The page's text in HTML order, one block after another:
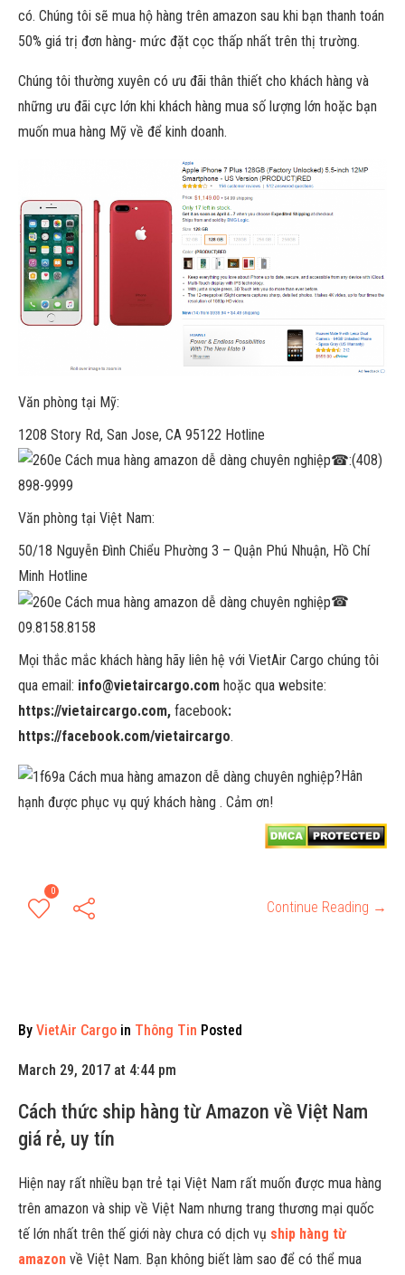
có. Chúng tôi sẽ mua hộ hàng trên amazon sau khi bạn thanh toán
50% giá trị đơn hàng- mức đặt cọc thấp nhất trên thị trường.
Chúng tôi thường xuyên có ưu đãi thân thiết cho khách hàng và
những ưu đãi cực lớn khi khách hàng mua số lượng lớn hoặc bạn
muốn mua hàng Mỹ về để kinh doanh.
Văn phòng tại Mỹ:
1208 Story Rd, San Jose, CA 95122 Hotline
☎:(408)
898-9999
Văn phòng tại Việt Nam:
50/18 Nguyễn Đình Chiểu Phường 3 – Quận Phú Nhuận, Hồ Chí
Minh Hotline
☎
09.8158.8158
Mọi thắc mắc khách hàng hãy liên hệ với VietAir Cargo chúng tôi
qua email: info@vietaircargo.com hoặc qua website:
https://vietaircargo.com, facebook:
https://facebook.com/vietaircargo.
? Hân
hạnh được phục vụ quý khách hàng . Cảm ơn!
0
Continue Reading →
By VietAir Cargo in Thông Tin Posted
March 29, 2017 at 4:44 pm
Cách thức ship hàng từ Amazon về Việt Nam
giá rẻ, uy tín
Hiện nay rất nhiều bạn trẻ tại Việt Nam rất muốn được mua hàng
trên amazon và ship về Việt Nam nhưng trang thương mại quốc
tế lớn nhất trên thế giới này chưa có dịch vụ ship hàng từ
amazon về Việt Nam. Bạn không biết làm sao để có thể mua